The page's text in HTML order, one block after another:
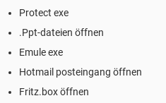
Protect exe
.Ppt-dateien öffnen
Emule exe
Hotmail posteingang öffnen
Fritz.box öffnen